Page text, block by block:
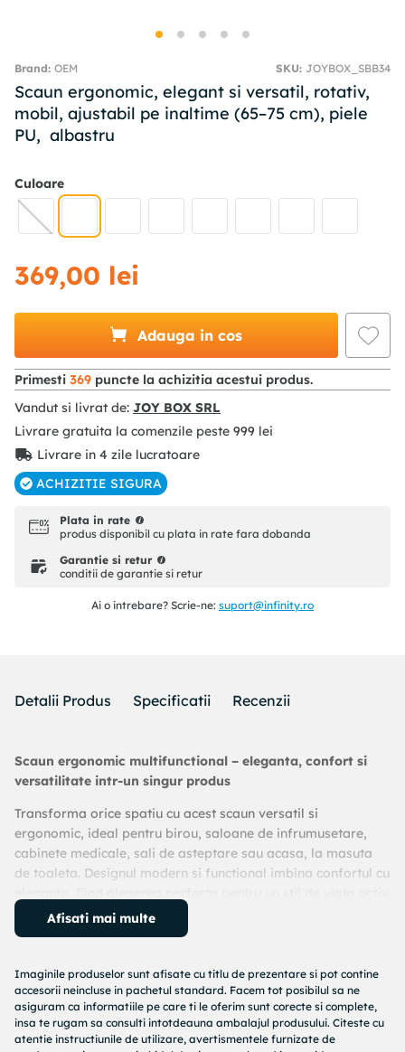
OEM SKU: JOYBOX_SBB34
Scaun ergonomic, elegant si versatil, rotativ,
mobil, ajustabil pe inaltime (65–75 cm), piele
PU, albastru
Culoare
369,00 lei
Adauga in cos
Primesti 369 puncte la achizitia acestui produs.
Vandut si livrat de: JOY BOX SRL
Livrare gratuita la comenzile peste 999 lei
Livrare in 4 zile lucratoare
ACHIZITIE SIGURA
Plata in rate
produs disponibil cu plata in rate fara dobanda
Garantie si retur
conditii de garantie si retur
Ai o intrebare? Scrie-ne: suport@infinity.ro
Detalii Produs Specificatii Recenzii
Scaun ergonomic multifunctional – eleganta, confort si
versatilitate intr-un singur produs
Transforma orice spatiu cu acest scaun versatil si
ergonomic, ideal pentru birou, saloane de infrumusetare,
cabinete medicale, sali de asteptare sau acasa, la masuta
de toaleta. Designul modern si functional imbina confortul cu
✔ Mobilitate fluida & protectie pentru podea
pe orice tip de suprafata, fara sa lase urme sau zgarieturi.
✔ Inaltime ajustabila (65–75 cm) & rotire 360°
Adaptabil nevoilor tale – fie ca lucrezi, primesti clienti sau te
Afisati mai multe
Imaginile produselor sunt afisate cu titlu de prezentare si pot contine
accesorii neincluse in pachetul standard. Facem tot posibilul sa ne
asiguram ca informatiile pe care ti le oferim sunt corecte si complete,
insa te rugam sa consulti intotdeauna ambalajul produsului. Citeste cu
atentie instructiunile de utilizare, avertismentele furnizate de